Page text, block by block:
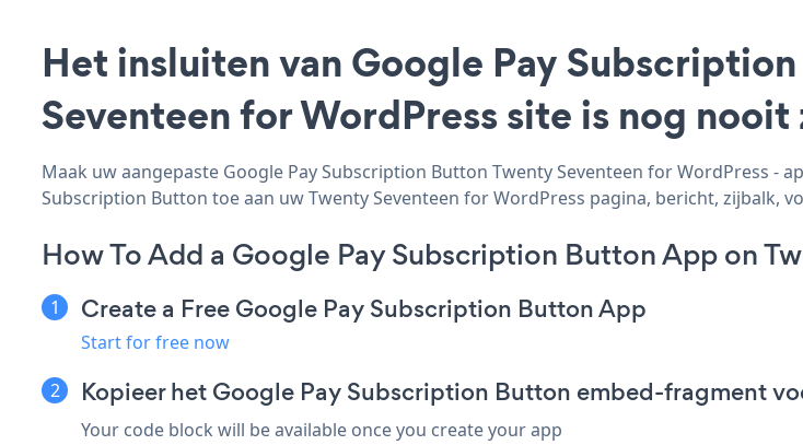
Het insluiten van Google Pay
Seventeen for WordPress site is nog
Maak uw aangepaste Google Pay Subscription Button Twenty Seventeen for WordPress -
Subscription Button toe aan uw Twenty Seventeen for WordPress pagina, bericht, zijbalk,
How To Add a Google Pay Subscription Button App on
Create a Free Google Pay Subscription Button App
Start for free now
Kopieer het Google Pay Subscription Button embed-fragment
Your code block will be available once you create your app